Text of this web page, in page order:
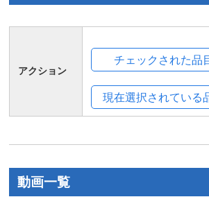
アクション
動画一覧